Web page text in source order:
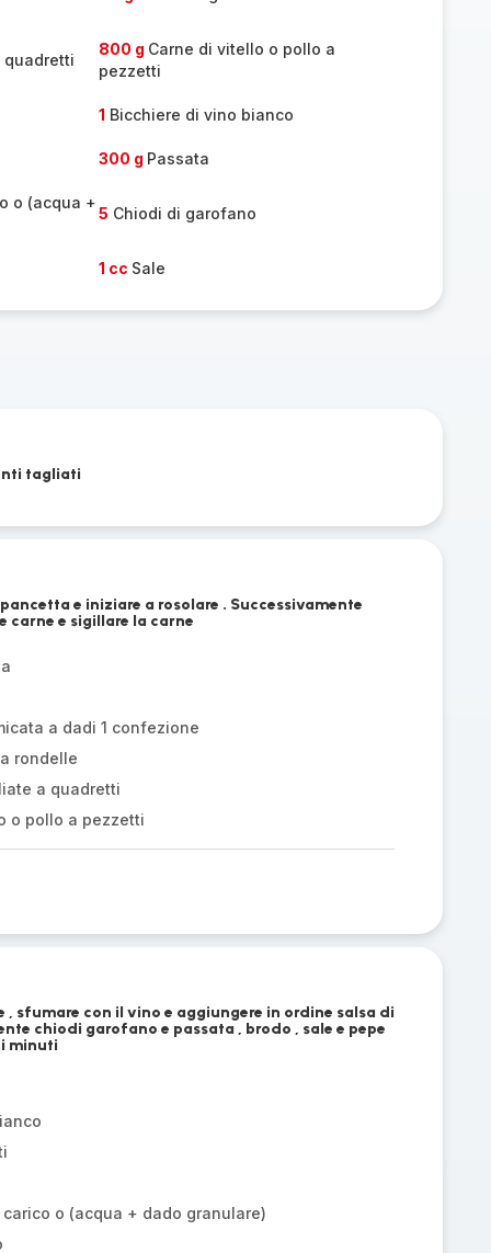
quadretti
800 g Carne di vitello o pollo a
pezzetti
1 Bicchiere di vino bianco
300 g Passata
o (acqua +
5 Chiodi di garofano
1 cc Sale
tagliati
e iniziare a rosolare . Successivamente
carne e sigillare la carne
a dadi 1 confezione
rondelle
a quadretti
o pollo a pezzetti
sfumare con il vino e aggiungere in ordine salsa di
chiodi garofano e passata , brodo , sale e pepe
minuti
o (acqua + dado granulare)